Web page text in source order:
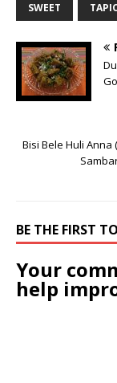
SWEET
Bisi Bele Huli Anna
BE THE FIRST
Your
help